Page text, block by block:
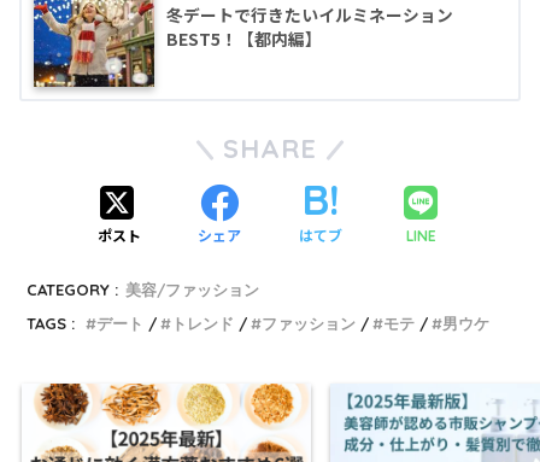
冬デートで行きたいイルミネーション
BEST5！【都内編】
SHARE
ポスト シェア はてブ LINE
CATEGORY : 美容/ファッション
TAGS :
デート トレンド ファッション モテ 男ウケ